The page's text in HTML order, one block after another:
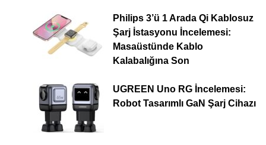
Philips 3’ü 1 Arada Qi Kablosuz
Şarj İstasyonu İncelemesi:
Masaüstünde Kablo
Kalabalığına Son
UGREEN Uno RG İncelemesi:
Robot Tasarımlı GaN Şarj Cihazı